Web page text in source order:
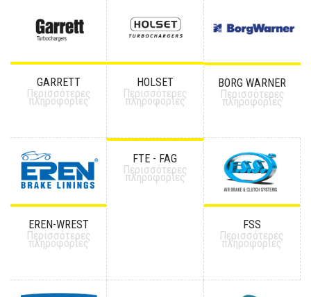
GARRETT
Περισσότερες
πληροφορίες
HOLSET
Περισσότερες
πληροφορίες
BORG WARNER
Περισσότερες
πληροφορίες
EREN-WREST
Περισσότερες
πληροφορίες
FTE - FAG
Περισσότερες
πληροφορίες
FSS
Περισσότερες
πληροφορίες